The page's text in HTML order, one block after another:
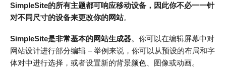
SimpleSite的所有主题都可响应移动设备，因此你不必一一针
对不同尺寸的设备来更改你的网站。
SimpleSite是非常基本的网站生成器。你可以在编辑屏幕中对
网站设计进行部分编辑 – 举例来说，你可以从预设的布局和字
体对中进行选择，或者设置新的背景颜色、图像或动画。